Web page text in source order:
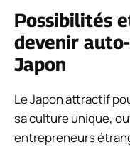
Possibilités
devenir
Japon
Le Japon attractif
sa culture unique,
entrepreneurs